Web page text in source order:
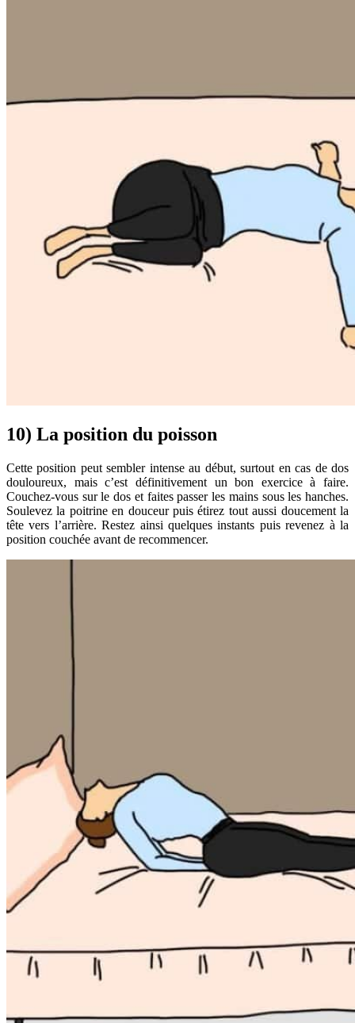
10) La position du poisson
Cette position peut sembler intense au début, surtout en cas de dos
douloureux, mais c’est définitivement un bon exercice à faire.
Couchez-vous sur le dos et faites passer les mains sous les hanches.
Soulevez la poitrine en douceur puis étirez tout aussi doucement la
tête vers l’arrière. Restez ainsi quelques instants puis revenez à la
position couchée avant de recommencer.